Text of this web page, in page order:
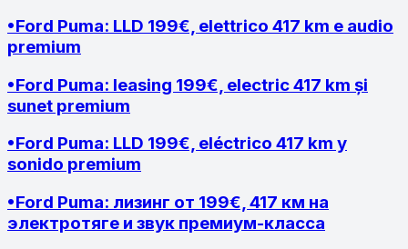
•Ford Puma: LLD 199€, elettrico 417 km e audio
premium
•Ford Puma: leasing 199€, electric 417 km și
sunet premium
•Ford Puma: LLD 199€, eléctrico 417 km y
sonido premium
•Ford Puma: лизинг от 199€, 417 км на
электротяге и звук премиум-класса